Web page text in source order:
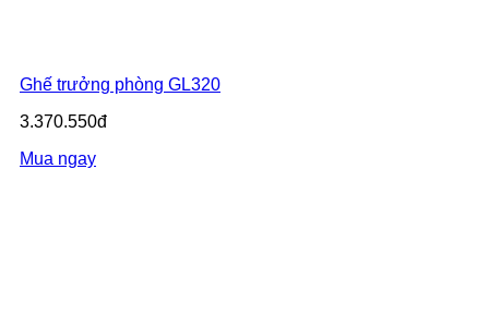
Ghế trưởng phòng GL320
3.370.550đ
Mua ngay